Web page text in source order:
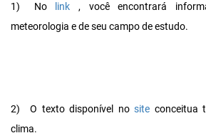
1) No link , você encontrará
meteorologia e de seu campo de estudo.
2) O texto disponível nosite conceitua
clima.